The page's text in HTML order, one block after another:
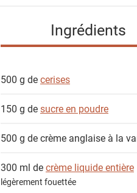
Ingrédients
500 g decerises
150 g desucre en poudre
500 g decrème anglaise à la
300 ml decrème liquide entière
légèrement fouettée